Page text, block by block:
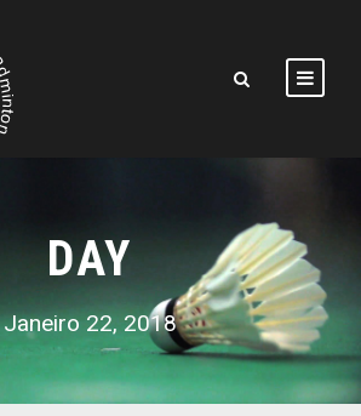
DAY
Janeiro 22, 2018